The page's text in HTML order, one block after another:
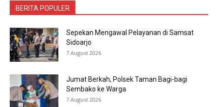
BERITA POPULER
Sepekan Mengawal Pelayanan di Samsat
Sidoarjo
7 August 2026
Jumat Berkah, Polsek Taman Bagi-bagi
Sembako ke Warga
7 August 2026